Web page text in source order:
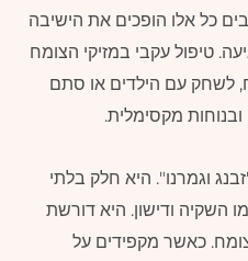
כל אלו הופכים את הישיבה
טיפול עקבי במזיקי הצומח
לשחק עם הילדים או סתם
מקסימלית.
וגמרנו". היא חלק בלתי
השקיה ודישון. היא דורשת
כאשר מקפידים על